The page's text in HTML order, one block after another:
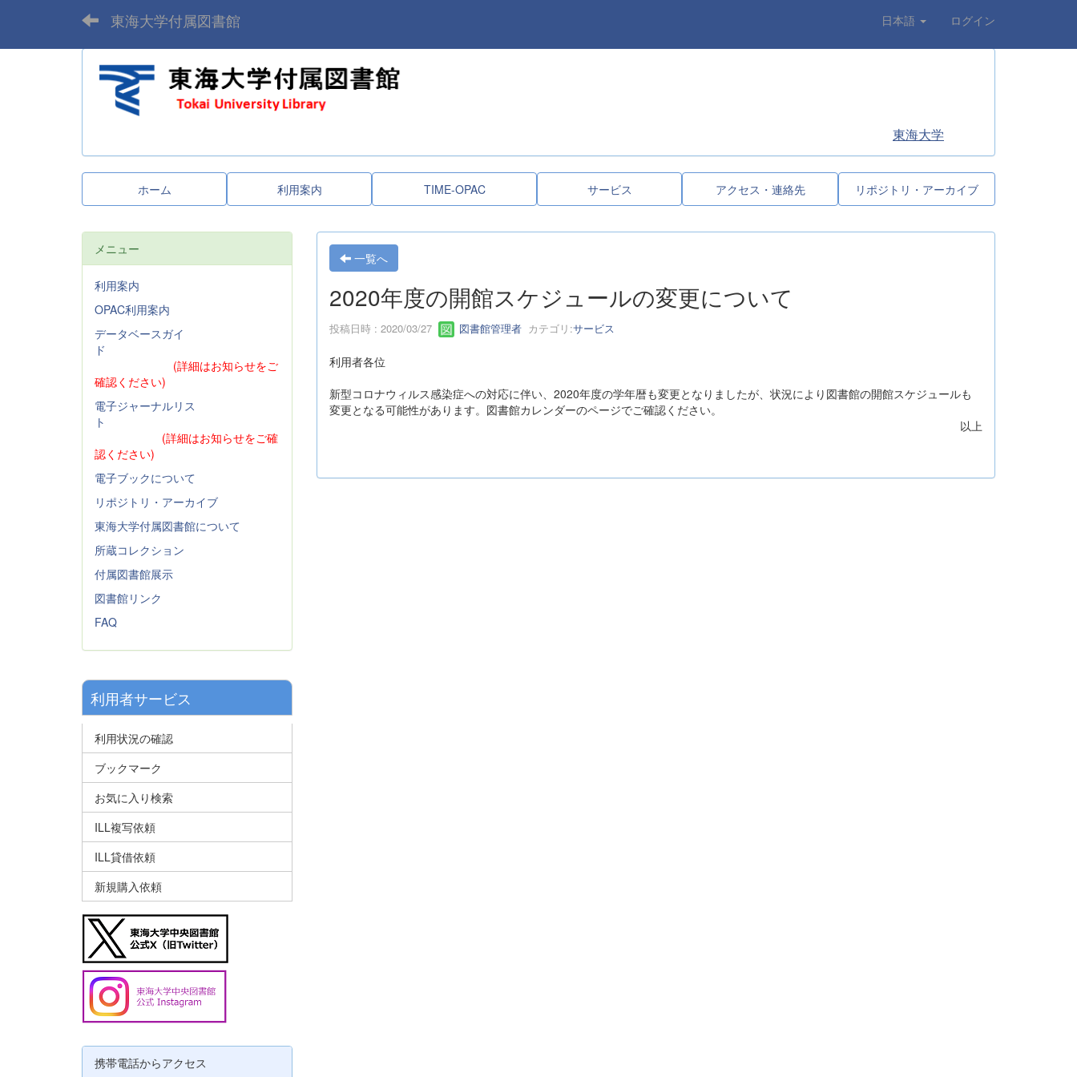
東海大学付属図書館 日本語 ログイン
東海大学
ホーム 利用案内 TIME-OPAC サービス アクセス・連絡先 リポジトリ・アーカイブ
一覧へ
2020年度の開館スケジュールの変更について
投稿日時 : 2020/03/27 図書館管理者カテゴリ:サービス
利用者各位
新型コロナウィルス感染症への対応に伴い、2020年度の学年暦も変更となりましたが、状況により図書館の開館スケジュールも
変更となる可能性があります。図書館カレンダーのページでご確認ください。
以上
メニュー
利用案内
OPAC利用案内
データベースガイ
ド
(詳細はお知らせをご
確認ください)
電子ジャーナルリス
ト
(詳細はお知らせをご確
認ください)
電子ブックについて
リポジトリ・アーカイブ
東海大学付属図書館について
所蔵コレクション
付属図書館展示
図書館リンク
FAQ
利用者サービス
利用状況の確認
ブックマーク
お気に入り検索
ILL複写依頼
ILL貸借依頼
新規購入依頼
携帯電話からアクセス